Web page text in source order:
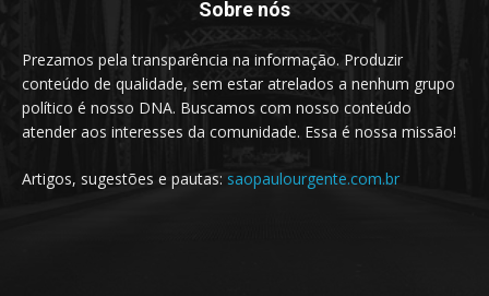
Sobre nós
Prezamos pela transparência na informação. Produzir
conteúdo de qualidade, sem estar atrelados a nenhum grupo
político é nosso DNA. Buscamos com nosso conteúdo
atender aos interesses da comunidade. Essa é nossa missão!
Artigos, sugestões e pautas: saopaulourgente.com.br